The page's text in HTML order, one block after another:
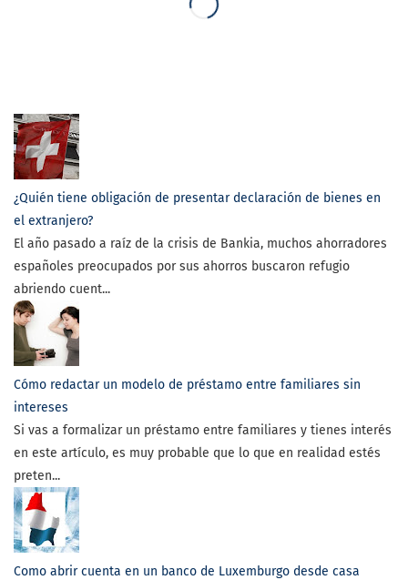
¿Quién tiene obligación de presentar declaración de bienes en
el extranjero?
El año pasado a raíz de la crisis de Bankia, muchos ahorradores
españoles preocupados por sus ahorros buscaron refugio
abriendo cuent...
Cómo redactar un modelo de préstamo entre familiares sin
intereses
Si vas a formalizar un préstamo entre familiares y tienes interés
en este artículo, es muy probable que lo que en realidad estés
preten...
Como abrir cuenta en un banco de Luxemburgo desde casa